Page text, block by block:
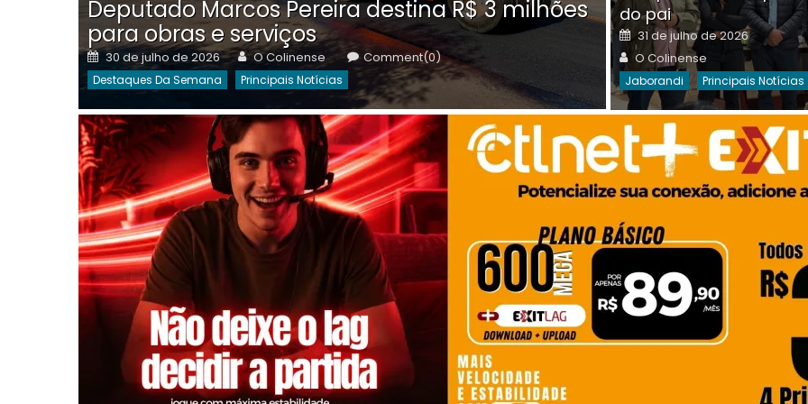
Deputado Marcos Pereira destina R$ 3 milhões
para obras e serviços
Posted
on
30 de julho de 2026 Author
O Colinense Comment(0)
Destaques Da Semana Principais Notícias
on
Destaques Da Semana
do pai
Posted
on
31 de julho de 2026
Author
O Colinense
Jaborandi Principais Notícias